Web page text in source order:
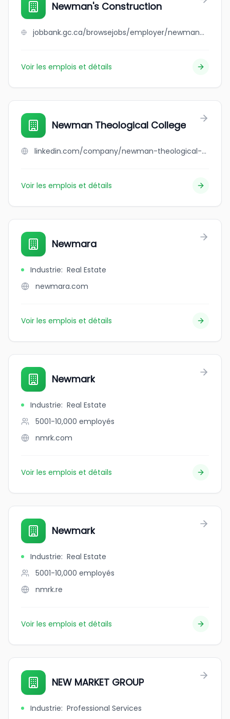
Newman's Construction
jobbank.gc.ca/browsejobs/employer/newman%27s+construction/ca
Voir les emplois et détails
Newman Theological College
linkedin.com/company/newman-theological-college
Voir les emplois et détails
Newmara
Industrie: Real Estate
newmara.com
Voir les emplois et détails
Newmark
Industrie: Real Estate
5001-10,000 employés
nmrk.com
Voir les emplois et détails
Newmark
Industrie: Real Estate
5001-10,000 employés
nmrk.re
Voir les emplois et détails
NEW MARKET GROUP
Industrie: Professional Services